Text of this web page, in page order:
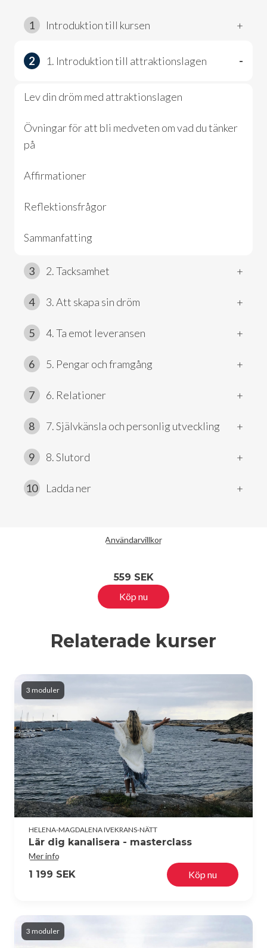
1 Introduktion till kursen +
2 1. Introduktion till attraktionslagen -
Lev din dröm med attraktionslagen
Övningar för att bli medveten om vad du tänker
på
Affirmationer
Reflektionsfrågor
Sammanfatting
3 2. Tacksamhet +
4 3. Att skapa sin dröm +
5 4. Ta emot leveransen +
6 5. Pengar och framgång +
7 6. Relationer +
8 7. Självkänsla och personlig utveckling +
9 8. Slutord +
10 Ladda ner +
Användarvillkor
559 SEK
Köp nu
Relaterade kurser
3 moduler
HELENA-MAGDALENA IVEKRANS-NÄTT
Lär dig kanalisera - masterclass
Mer info
1 199 SEK Köp nu
3 moduler